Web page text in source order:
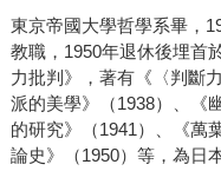
東京帝國大學哲學系畢，
教職，1950年退休後埋首
力批判》，著有《〈判斷
派的美學》（1938）、《
的研究》（1941）、《萬
論史》（1950）等，為日